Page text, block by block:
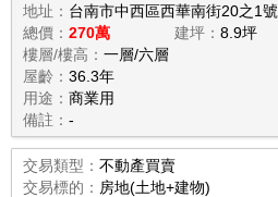
地址： 台南市中西區西華南街20之1號
總價： 270萬 建坪： 8.9坪
樓層/樓高： 一層/六層
屋齡： 36.3年
用途： 商業用
備註： -
交易類型： 不動產買賣
交易標的： 房地(土地+建物)